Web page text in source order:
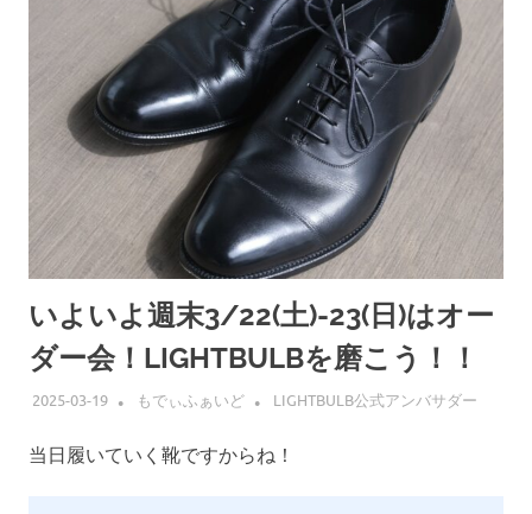
いよいよ週末3/22(土)-23(日)はオー
ダー会！LIGHTBULBを磨こう！！
2025-03-19 もでぃふぁいど LIGHTBULB公式アンバサダー
当日履いていく靴ですからね！